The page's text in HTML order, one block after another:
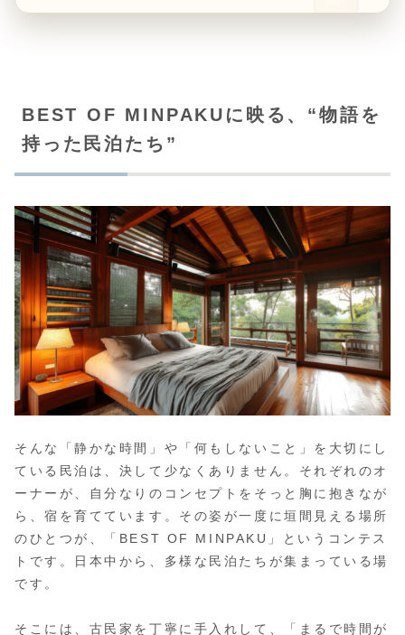
BEST OF MINPAKUに映る、“物語を
持った民泊たち”
そんな「静かな時間」や「何もしないこと」を大切にし
ている民泊は、決して少なくありません。それぞれのオ
ーナーが、自分なりのコンセプトをそっと胸に抱きなが
ら、宿を育てています。その姿が一度に垣間見える場所
のひとつが、「BEST OF MINPAKU」というコンテス
トです。日本中から、多様な民泊たちが集まっている場
です。
そこには、古民家を丁寧に手入れして、「まるで時間が